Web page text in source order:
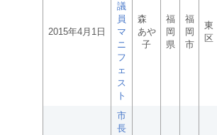
2015年4月1日
議
員
マ
ニ
フ
ェ
ス
ト
森
あや
子
福
岡
県
福
岡
市
東
区
市
長